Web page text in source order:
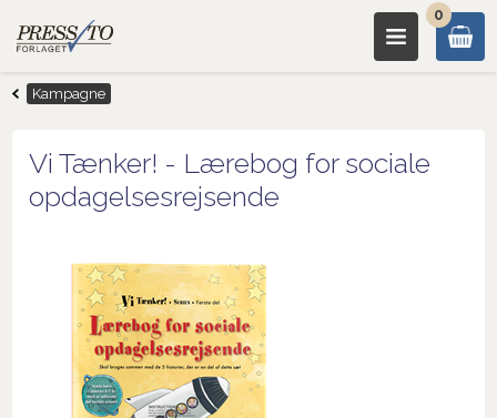
0
Kampagne
Vi Tænker! - Lærebog for sociale
opdagelsesrejsende